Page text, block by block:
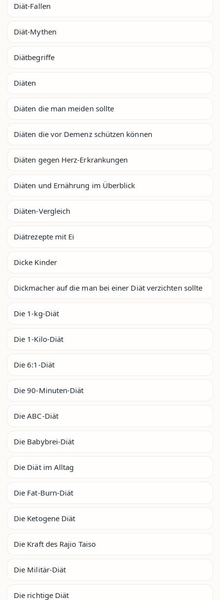
Diät-Fallen
Diät-Mythen
Diätbegriffe
Diäten
Diäten die man meiden sollte
Diäten die vor Demenz schützen können
Diäten gegen Herz-Erkrankungen
Diäten und Ernährung im Überblick
Diäten-Vergleich
Diätrezepte mit Ei
Dicke Kinder
Dickmacher auf die man bei einer Diät verzichten sollte
Die 1-kg-Diät
Die 1-Kilo-Diät
Die 6:1-Diät
Die 90-Minuten-Diät
Die ABC-Diät
Die Babybrei-Diät
Die Diät im Alltag
Die Fat-Burn-Diät
Die Ketogene Diät
Die Kraft des Rajio Taiso
Die Militär-Diät
Die richtige Diät